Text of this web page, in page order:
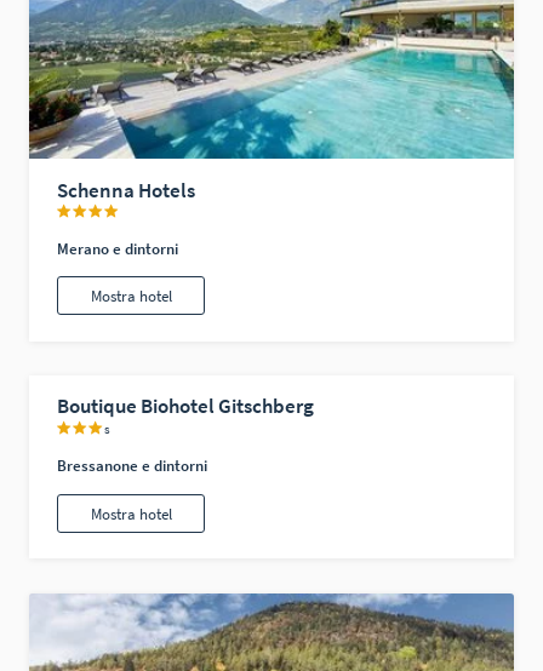
Schenna Hotels
Merano e dintorni
Mostra hotel
Boutique Biohotel Gitschberg
s
Bressanone e dintorni
Mostra hotel